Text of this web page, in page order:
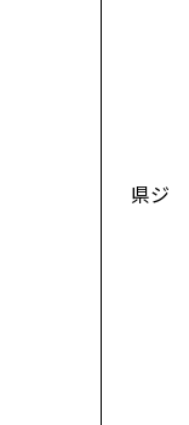
県ジ